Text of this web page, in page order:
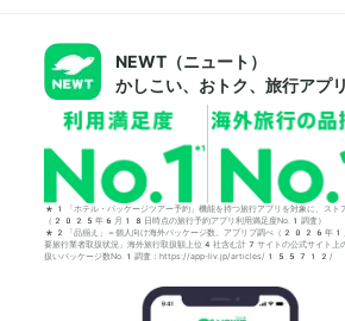
NEWT（ニュート）
かしこい、おトク、旅行アプリ
*1「ホテル・パッケージツアー予約」機能を持つ旅行アプリを対象に、スト
（2025年6月18日時点の旅行予約アプリ利用満足度No.1調査）
*2「品揃え」＝個人向け海外パッケージ数。アプリブ調べ（2026
要旅行業者取扱状況」海外旅行取扱額上位4社含む計7サイトの公式サイト上
扱いパッケージ数No.1調査：https://app-liv.jp/articles/155712/